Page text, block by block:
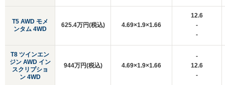
T5 AWD モメ
ンタム 4WD
T8 ツインエン
ジン AWD イン
スクリプショ
ン 4WD
625.4万円(税込) 4.69×1.9×1.66
12.6
-
-
944万円(税込) 4.69×1.9×1.66
-
12.6
-